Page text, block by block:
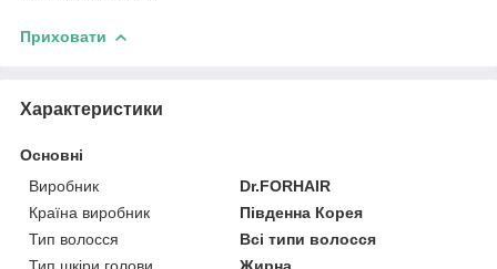
Приховати
Характеристики
Основні
Виробник
Dr.FORHAIR
Країна виробник
Південна Корея
Тип волосся
Всі типи волосся
Тип шкіри голови
Жирна